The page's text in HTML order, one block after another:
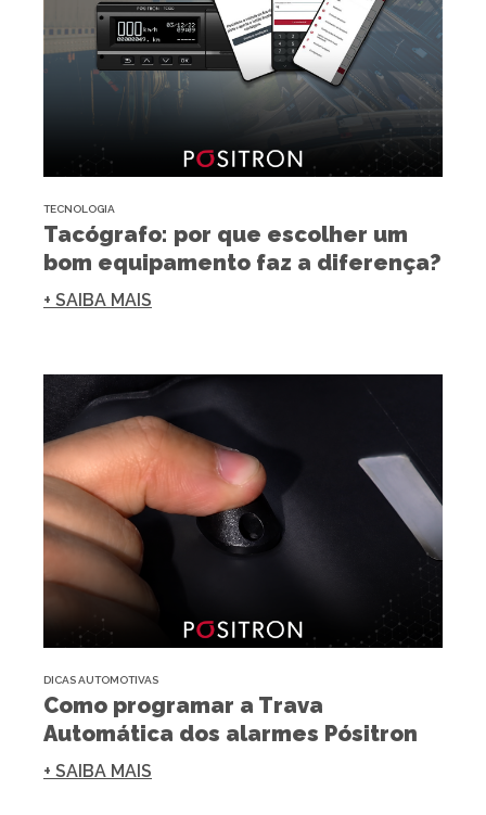
TECNOLOGIA
Tacógrafo: por que escolher um
bom equipamento faz a diferença?
+ SAIBA MAIS
DICAS AUTOMOTIVAS
Como programar a Trava
Automática dos alarmes Pósitron
+ SAIBA MAIS